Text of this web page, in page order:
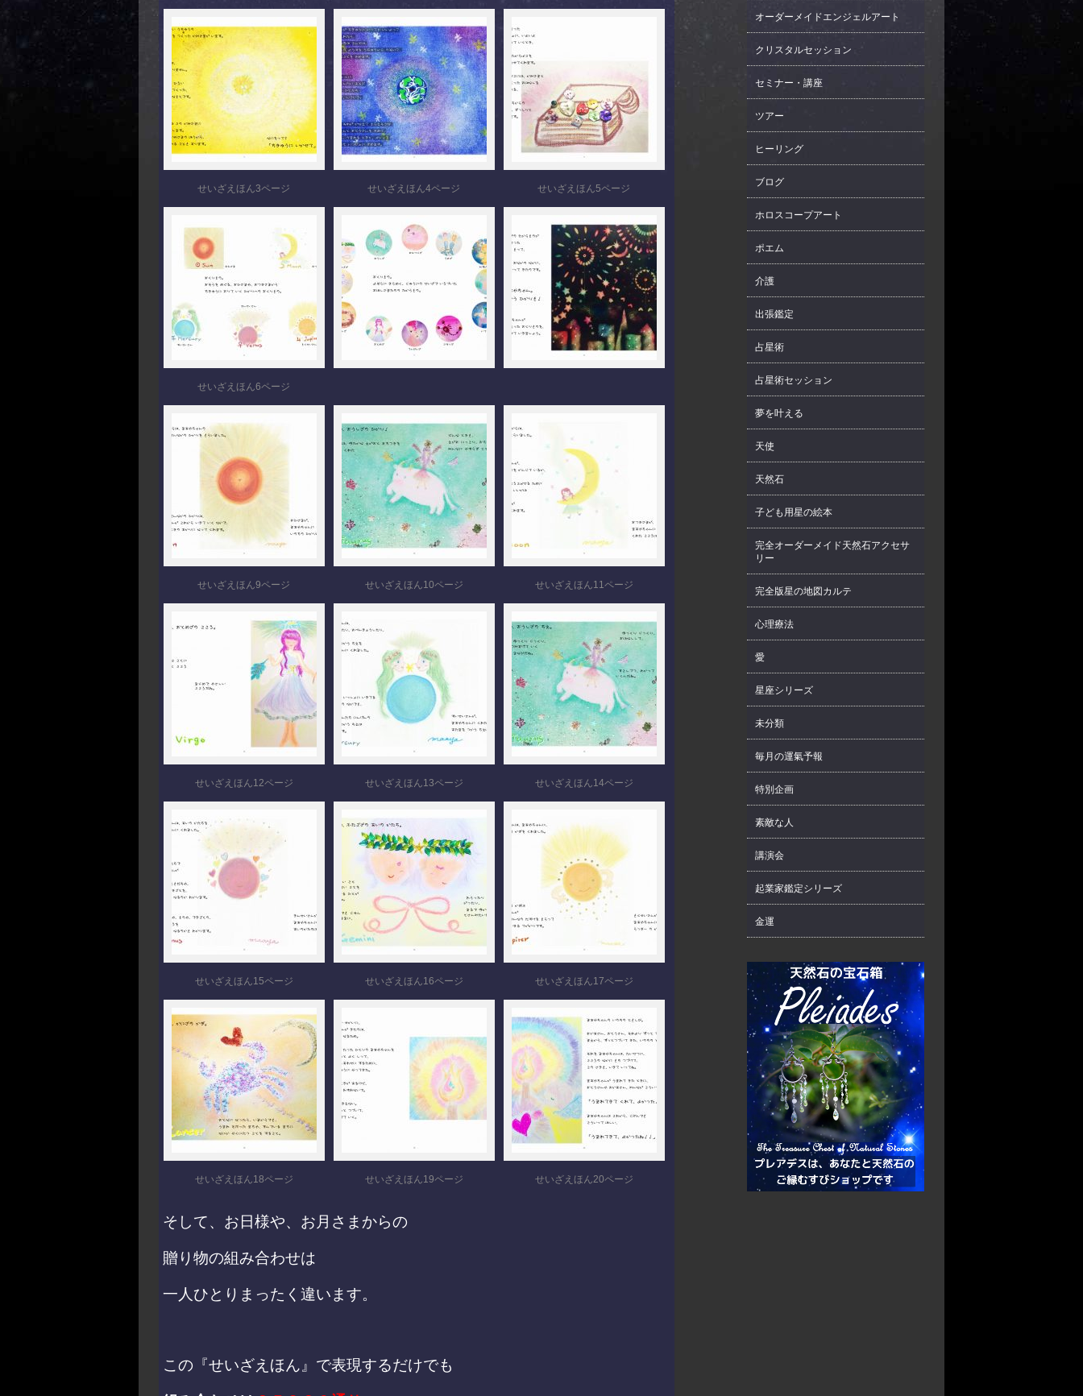
せいざえほん3ページ せいざえほん4ページ せいざえほん5ページ
せいざえほん6ページ
せいざえほん9ページ せいざえほん10ページ せいざえほん11ページ
せいざえほん12ページ せいざえほん13ページ せいざえほん14ページ
せいざえほん15ページ せいざえほん16ページ せいざえほん17ページ
せいざえほん18ページ せいざえほん19ページ せいざえほん20ページ
そして、お日様や、お月さまからの
贈り物の組み合わせは
一人ひとりまったく違います。
この『せいざえほん』で表現するだけでも
オーダーメイドエンジェルアート
クリスタルセッション
セミナー・講座
ツアー
ヒーリング
ブログ
ホロスコープアート
ポエム
介護
出張鑑定
占星術
占星術セッション
夢を叶える
天使
天然石
子ども用星の絵本
完全オーダーメイド天然石アクセサ
リー
完全版星の地図カルテ
心理療法
愛
星座シリーズ
未分類
毎月の運氣予報
特別企画
素敵な人
講演会
起業家鑑定シリーズ
金運